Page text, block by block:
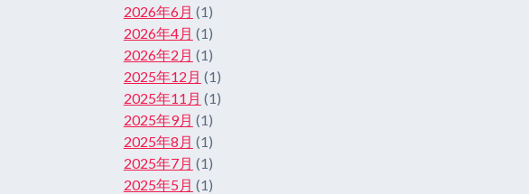
2026年6月 (1)
2026年4月 (1)
2026年2月 (1)
2025年12月 (1)
2025年11月 (1)
2025年9月 (1)
2025年8月 (1)
2025年7月 (1)
2025年5月 (1)